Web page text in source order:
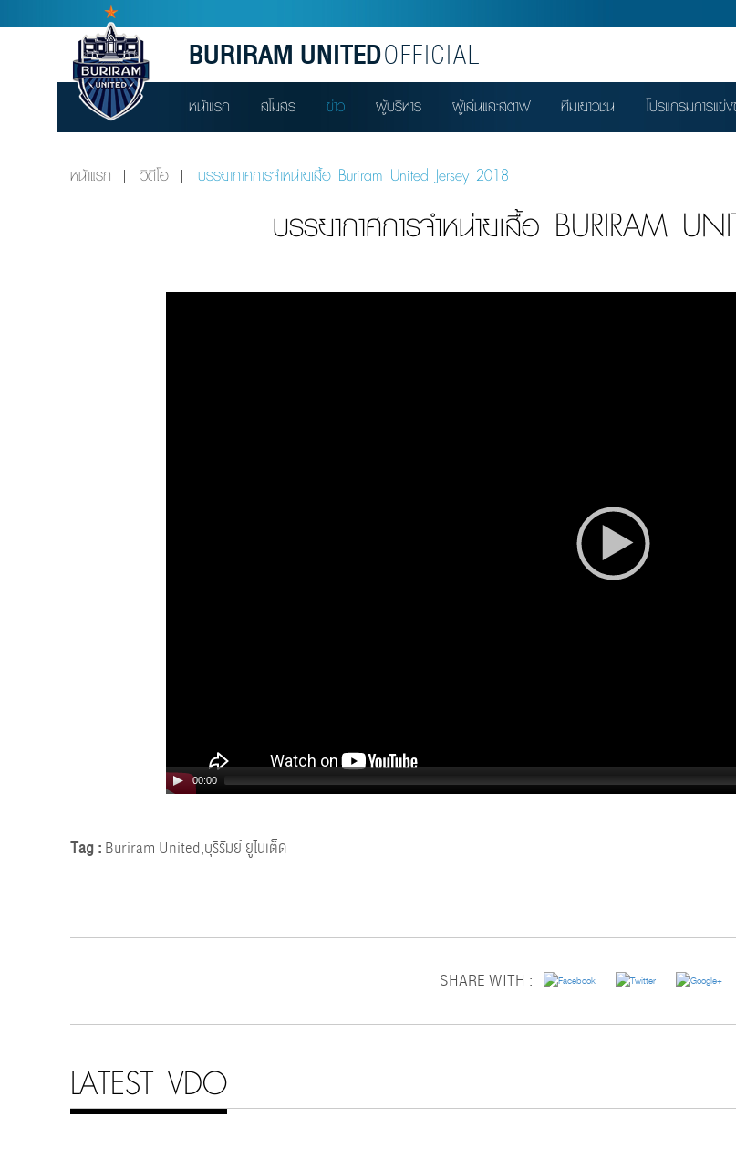
BURIRAM UNITEDOFFICIAL
หน้าแรก สโมสร ข่าว ผู้บริหาร ผู้เล่นและสตาฟ ทีมเยาวชน โปรแกรมการแข่
หน้าแรก วิดีโอ บรรยากาศการจำหน่ายเสื้อ Buriram United Jersey 2018
บรรยากาศการจำหน่ายเสื้อ BURIRAM
00:00
Tag :Buriram United,บุรีรัมย์ ยูไนเต็ด
SHARE WITH :
LATEST VDO